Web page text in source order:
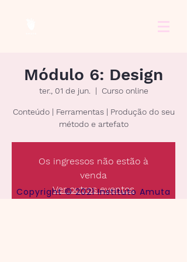
Módulo 6: Design
ter., 01 de jun.
  |
Curso online
Conteúdo | Ferramentas | Produção do seu
método e artefato
Os ingressos não estão à
venda
Ver outros eventos
Copyright © 2021 Instituto Amuta